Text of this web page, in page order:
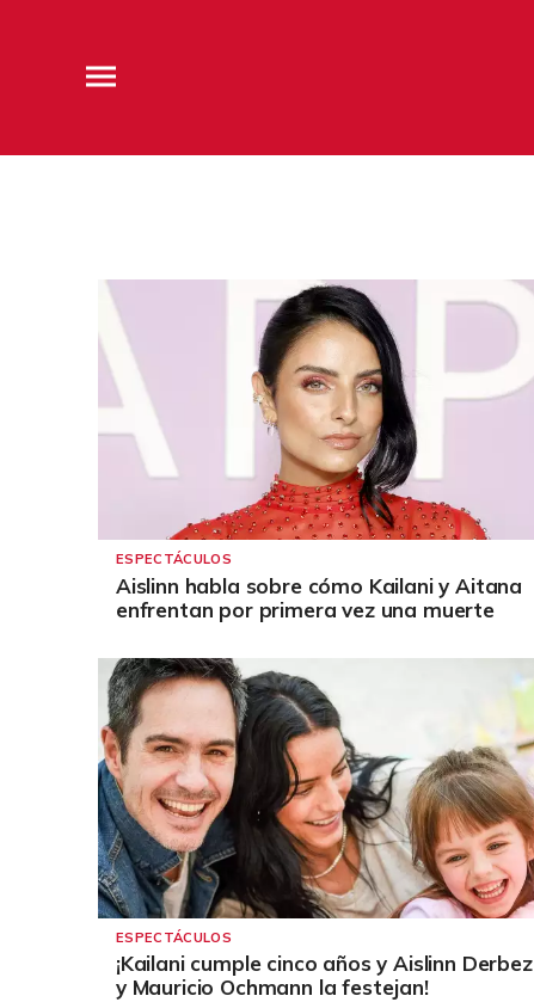
ESPECTÁCULOS
Aislinn habla sobre cómo Kailani y Aitana
enfrentan por primera vez una muerte
ESPECTÁCULOS
¡Kailani cumple cinco años y Aislinn Derbez
y Mauricio Ochmann la festejan!